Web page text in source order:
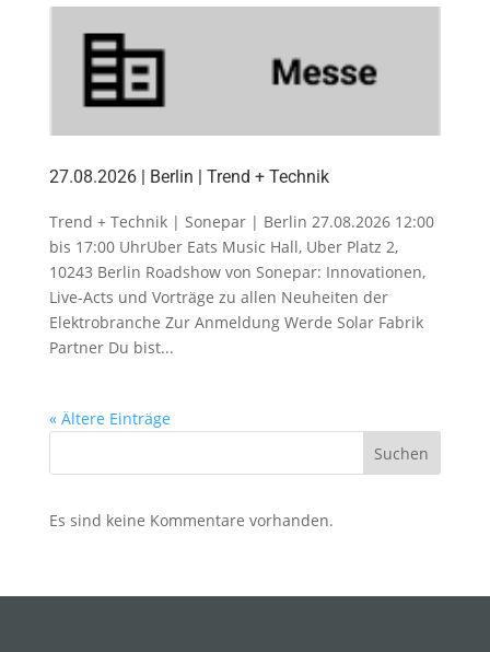
27.08.2026 | Berlin | Trend + Technik
Trend + Technik | Sonepar | Berlin 27.08.2026 12:00
bis 17:00 UhrUber Eats Music Hall, Uber Platz 2,
10243 Berlin Roadshow von Sonepar: Innovationen,
Live-Acts und Vorträge zu allen Neuheiten der
Elektrobranche Zur Anmeldung Werde Solar Fabrik
Partner Du bist...
« Ältere Einträge
Suchen
Es sind keine Kommentare vorhanden.